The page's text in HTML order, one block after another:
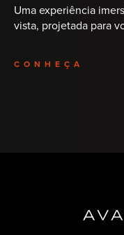
Uma experiência
vista, projetada para
CONHEÇA